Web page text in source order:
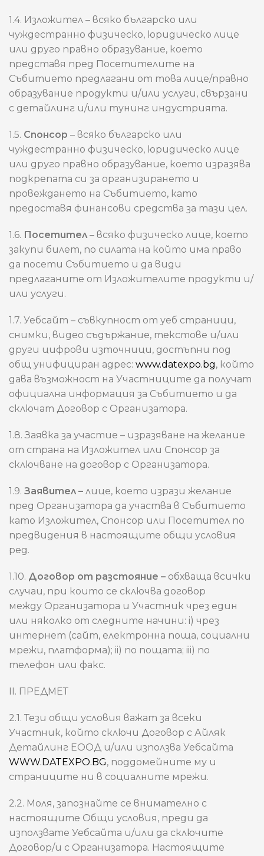
1.4. Изложител – всяко българско или
чуждестранно физическо, юридическо лице
или друго правно образувание, което
представя пред Посетителите на
Събитието предлагани от това лице/правно
образувание продукти и/или услуги, свързани
с детайлинг и/или тунинг индустрията.
1.5. Спонсор – всяко българско или
чуждестранно физическо, юридическо лице
или друго правно образувание, което изразява
подкрепата си за организирането и
провеждането на Събитието, като
предоставя финансови средства за тази цел.
1.6. Посетител– всяко физическо лице, което
закупи билет, по силата на който има право
да посети Събитието и да види
предлаганите от Изложителите продукти и/
или услуги.
1.7. Уебсайт – съвкупност от уеб страници,
снимки, видео съдържание, текстове и/или
други цифрови източници, достъпни под
общ унифициран адрес: www.datexpo.bg, който
дава възможност на Участниците да получат
официална информация за Събитието и да
сключат Договор с Организатора.
1.8. Заявка за участие – изразяване на желание
от страна на Изложител или Спонсор за
сключване на договор с Организатора.
1.9. Заявител – лице, което изрази желание
пред Организатора да участва в Събитието
като Изложител, Спонсор или Посетител по
предвидения в настоящите общи условия
ред.
1.10. Договор от разстояние – обхваща всички
случаи, при които се сключва договор
между Организатора и Участник чрез един
или няколко от следните начини: i) чрез
интернет (сайт, електронна поща, социални
мрежи, платформа); ii) по пощата; iii) по
телефон или факс.
II. ПРЕДМЕТ
2.1. Тези общи условия важат за всеки
Участник, който сключи Договор с Айляк
Детайлинг ЕООД и/или използва Уебсайта
WWW.DATEXPO.BG, поддомейните му и
страниците ни в социалните мрежи.
2.2. Моля, запознайте се внимателно с
настоящите Общи условия, преди да
използвате Уебсайта и/или да сключите
Договор/и с Организатора. Настоящите